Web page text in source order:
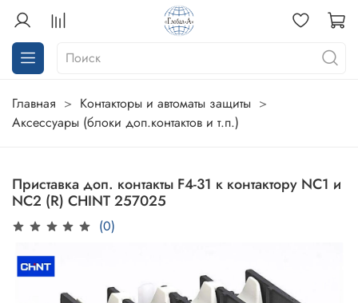
Главная
Контакторы и автоматы защиты
Аксессуары (блоки доп.контактов и т.п.)
Приставка доп. контакты F4-31 к контактору NC1 и
NC2 (R) CHINT 257025
(0)